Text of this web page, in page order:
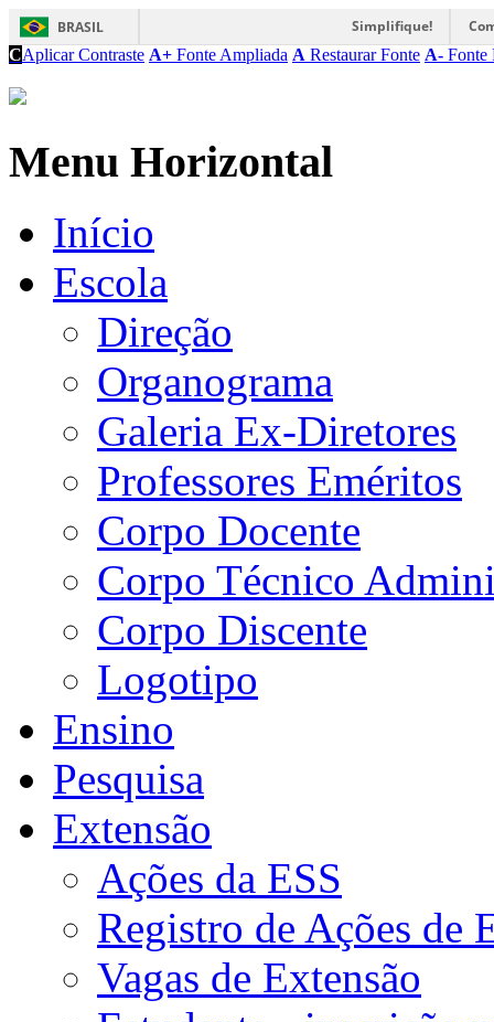
BRASIL Simplifique!
CAplicar Contraste A+ Fonte Ampliada A Restaurar Fonte A- Fonte
Menu Horizontal
Início
Escola
Direção
Organograma
Galeria Ex-Diretores
Professores Eméritos
Corpo Docente
Corpo Técnico
Corpo Discente
Logotipo
Ensino
Pesquisa
Extensão
Ações da ESS
Registro de Ações de
Vagas de Extensão